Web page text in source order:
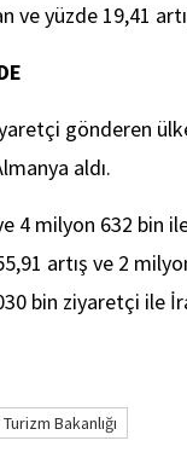
ve yüzde 19,41
gönderen
aldı.
4 milyon 632 bin
artış ve 2
bin ziyaretçi ile
Bakanlığı